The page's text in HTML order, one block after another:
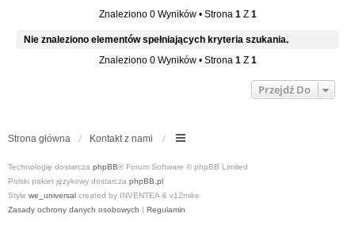
Znaleziono 0 Wyników • Strona 1Z 1
Nie znaleziono elementów spełniających kryteria szukania.
Znaleziono 0 Wyników • Strona 1Z 1
Przejdź Do
Strona główna Kontakt z nami
Technologię dostarcza phpBB® Forum Software © phpBB Limited
Polski pakiet językowy dostarcza phpBB.pl
Style we_universal created by INVENTEA & v12mike
Zasady ochrony danych osobowych | Regulamin